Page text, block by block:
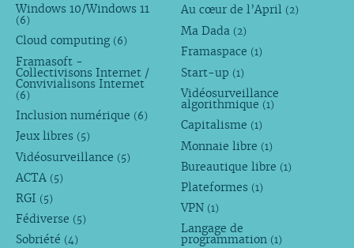
Windows 10/Windows 11
(6)
Cloud computing (6)
Framasoft -
Collectivisons Internet /
Convivialisons Internet
(6)
Inclusion numérique (6)
Jeux libres (5)
Vidéosurveillance (5)
ACTA (5)
RGI (5)
Fédiverse (5)
Sobriété (4)
Au cœur de l’April (2)
Ma Dada (2)
Framaspace (1)
Start-up (1)
Vidéosurveillance
algorithmique (1)
Capitalisme (1)
Monnaie libre (1)
Bureautique libre (1)
Plateformes (1)
VPN (1)
Langage de
programmation (1)